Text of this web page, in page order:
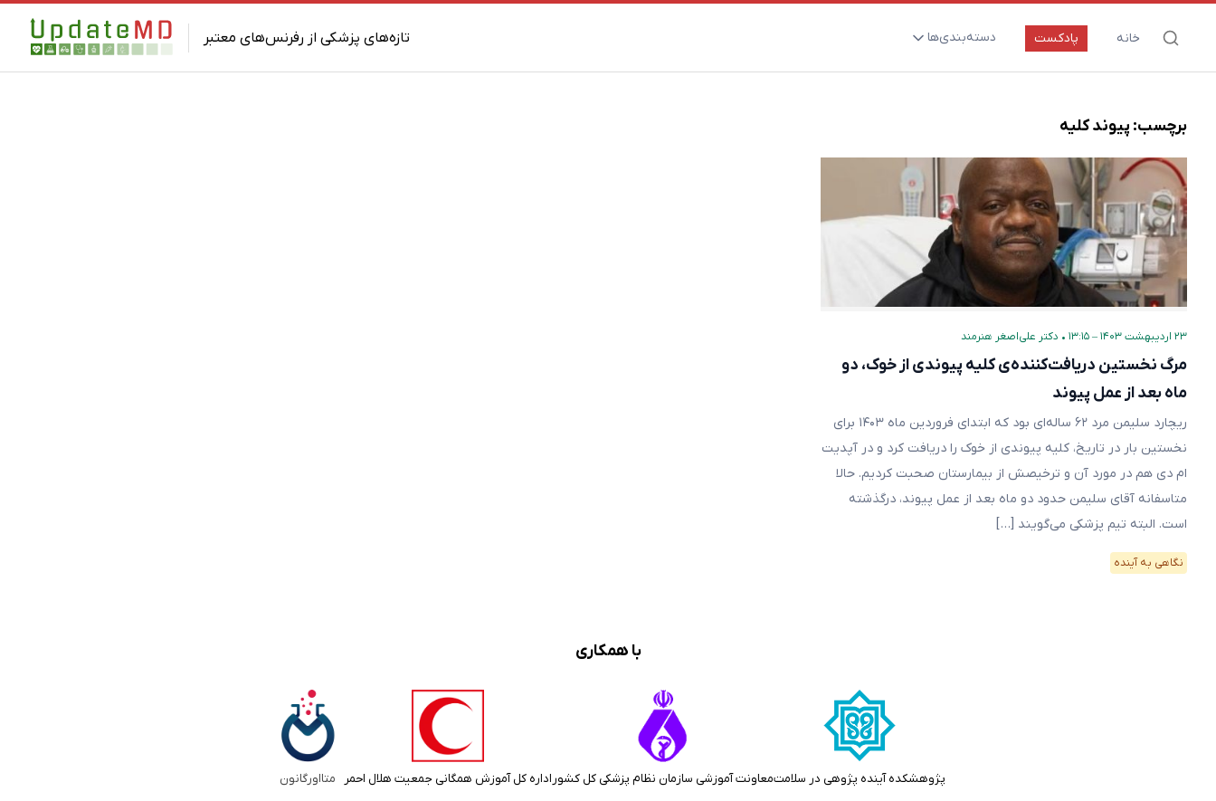
تازه‌های پزشکی از رفرنس‌های معتبر خانه پادکست دسته‌بندی‌ها
ارتقای سلامت و طول عمر
تغذیه و مکمل‌ها
تکنولوژی و سلامت
دارو‌ها و واکسن‌ها
مادر و کودک
برچسب: پیوند کلیه
۲۳ اردیبهشت ۱۴۰۳ – ۱۳:۱۵ • دکتر علی‌اصغر هنرمند
مرگ نخستین دریافت‌کننده‌ی کلیه پیوندی از خوک، دو
ماه بعد از عمل پیوند
ریچارد سلیمن مرد ۶۲ ساله‌ای بود که ابتدای فروردین ماه ۱۴۰۳ برای
نخستین بار در تاریخ، کلیه پیوندی از خوک را دریافت کرد و در آپدیت
ام دی هم در مورد آن و ترخیصش از بیمارستان صحبت کردیم. حالا
متاسفانه آقای سلیمن حدود دو ماه بعد از عمل پیوند، درگذشته
است. البته تیم پزشکی می‌گویند […]
نگاهی به آینده
با همکاری
پژوهشکده آینده پژوهی در سلامتمعاونت آموزشی سازمان نظام پزشکی کل کشور اداره کل آموزش همگانی جمعیت هلال احمر متااورگانون